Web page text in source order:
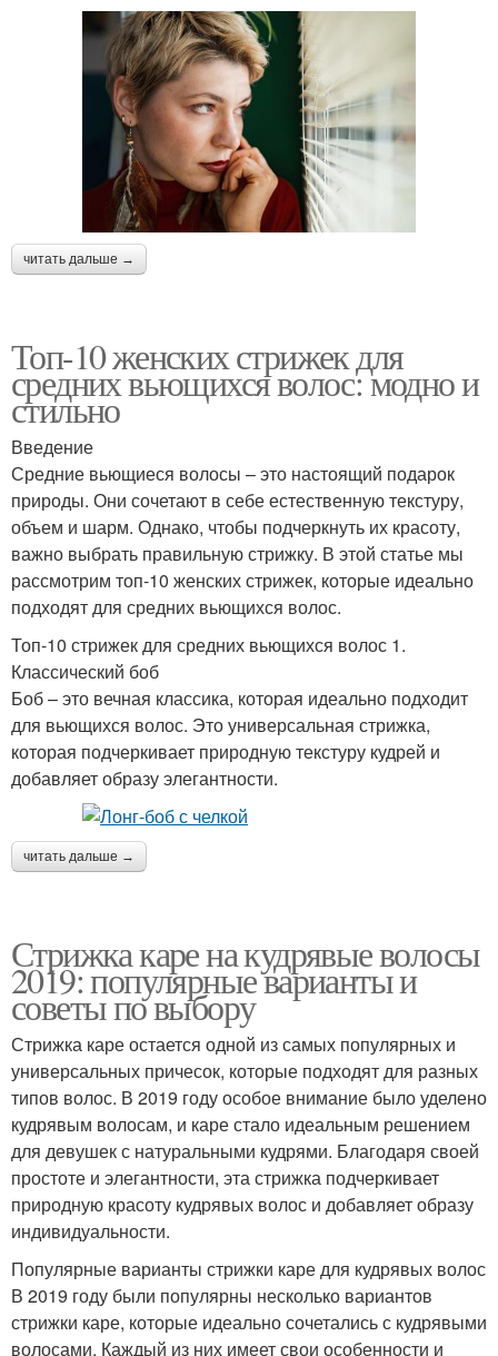
читать дальше →
Топ-10 женских стрижек для
средних вьющихся волос: модно и
стильно
Введение
Средние вьющиеся волосы – это настоящий подарок
природы. Они сочетают в себе естественную текстуру,
объем и шарм. Однако, чтобы подчеркнуть их красоту,
важно выбрать правильную стрижку. В этой статье мы
рассмотрим топ-10 женских стрижек, которые идеально
подходят для средних вьющихся волос.
Топ-10 стрижек для средних вьющихся волос 1.
Классический боб
Боб – это вечная классика, которая идеально подходит
для вьющихся волос. Это универсальная стрижка,
которая подчеркивает природную текстуру кудрей и
добавляет образу элегантности.
читать дальше →
Стрижка каре на кудрявые волосы
2019: популярные варианты и
советы по выбору
Стрижка каре остается одной из самых популярных и
универсальных причесок, которые подходят для разных
типов волос. В 2019 году особое внимание было уделено
кудрявым волосам, и каре стало идеальным решением
для девушек с натуральными кудрями. Благодаря своей
простоте и элегантности, эта стрижка подчеркивает
природную красоту кудрявых волос и добавляет образу
индивидуальности.
Популярные варианты стрижки каре для кудрявых волос
В 2019 году были популярны несколько вариантов
стрижки каре, которые идеально сочетались с кудрявыми
волосами. Каждый из них имеет свои особенности и